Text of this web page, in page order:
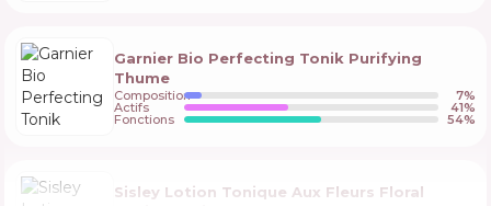
Garnier Bio Perfecting Tonik Purifying
Thume
Composition 7%
Actifs 41%
Fonctions 54%
Sisley Lotion Tonique Aux Fleurs Floral